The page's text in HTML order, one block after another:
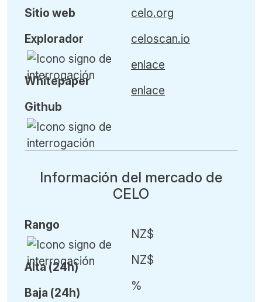
Sitio web
Explorador
Whitepaper
Github
celo.org
celoscan.io
enlace
enlace
Información del mercado de
CELO
Rango
Alta (24h)
Baja (24h)
NZ$
NZ$
%